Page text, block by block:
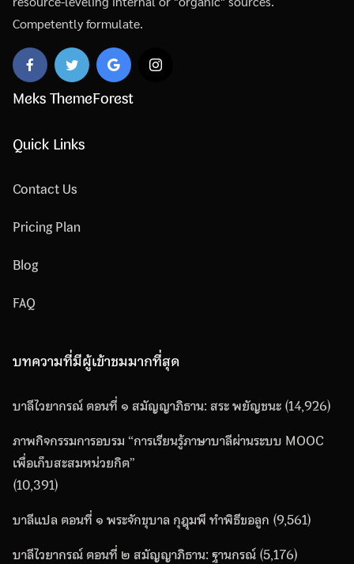
Competently formulate.
Meks ThemeForest
Quick Links
Contact Us
Pricing Plan
Blog
FAQ
บทความที่มีผู้เข้าชมมากที่สุด
บาลีไวยากรณ์ ตอนที่ ๑ สมัญญาภิธาน: สระ พยัญชนะ(14,926)
ภาพกิจกรรมการอบรม “การเรียนรู้ภาษาบาลีผ่านระบบ MOOC
เพื่อเก็บสะสมหน่วยกิต”
(10,391)
บาลีแปล ตอนที่ ๑ พระจักขุบาล กุฎุมพี ทำพิธีขอลูก (9,561)
บาลีไวยากรณ์ ตอนที่ ๒ สมัญญาภิธาน: ฐานกรณ์(5,176)